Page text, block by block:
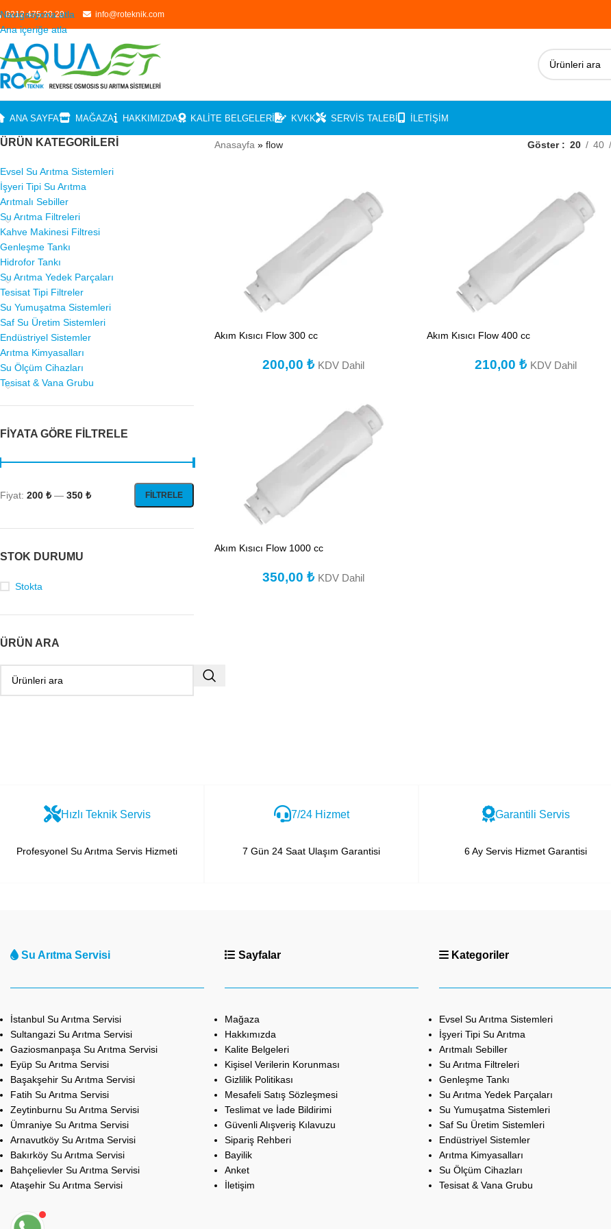
Navigasyona atla
Ana içeriğe atla
0212 475 20 20 info@roteknik.com
ANA SAYFA MAĞAZA HAKKIMIZDA KALITE BELGELERI KVKK SERVIS TALEBI İLETIŞIM
ÜRÜN KATEGORILERI
Evsel Su Arıtma Sistemleri
İşyeri Tipi Su Arıtma
Arıtmalı Sebiller
Su Arıtma Filtreleri
Kahve Makinesi Filtresi
Genleşme Tankı
Hidrofor Tankı
Su Arıtma Yedek Parçaları
Tesisat Tipi Filtreler
Su Yumuşatma Sistemleri
Saf Su Üretim Sistemleri
Endüstriyel Sistemler
Arıtma Kimyasalları
Su Ölçüm Cihazları
Tesisat & Vana Grubu
FIYATA GÖRE FILTRELE
FILTRELE
Fiyat: 200 ₺ — 350 ₺
STOK DURUMU
Stokta
ÜRÜN ARA
Anasayfa » flow Göster 20 40
Akım Kısıcı Flow 300 cc
200,00₺ KDV Dahil
Akım Kısıcı Flow 400 cc
210,00 ₺ KDV Dahil
Akım Kısıcı Flow 1000 cc
350,00₺ KDV Dahil
Hızlı Teknik Servis
Profesyonel Su Arıtma Servis Hizmeti
7/24 Hizmet
7 Gün 24 Saat Ulaşım Garantisi
Garantili Servis
6 Ay Servis Hizmet Garantisi
Su Arıtma Servisi
İstanbul Su Arıtma Servisi
Sultangazi Su Arıtma Servisi
Gaziosmanpaşa Su Arıtma Servisi
Eyüp Su Arıtma Servisi
Başakşehir Su Arıtma Servisi
Fatih Su Arıtma Servisi
Zeytinburnu Su Arıtma Servisi
Ümraniye Su Arıtma Servisi
Arnavutköy Su Arıtma Servisi
Bakırköy Su Arıtma Servisi
Bahçelievler Su Arıtma Servisi
Ataşehir Su Arıtma Servisi
Sayfalar
Mağaza
Hakkımızda
Kalite Belgeleri
Kişisel Verilerin Korunması
Gizlilik Politikası
Mesafeli Satış Sözleşmesi
Teslimat ve İade Bildirimi
Güvenli Alışveriş Kılavuzu
Sipariş Rehberi
Bayilik
Anket
İletişim
Kategoriler
Evsel Su Arıtma Sistemleri
İşyeri Tipi Su Arıtma
Arıtmalı Sebiller
Su Arıtma Filtreleri
Genleşme Tankı
Su Arıtma Yedek Parçaları
Su Yumuşatma Sistemleri
Saf Su Üretim Sistemleri
Endüstriyel Sistemler
Arıtma Kimyasalları
Su Ölçüm Cihazları
Tesisat & Vana Grubu